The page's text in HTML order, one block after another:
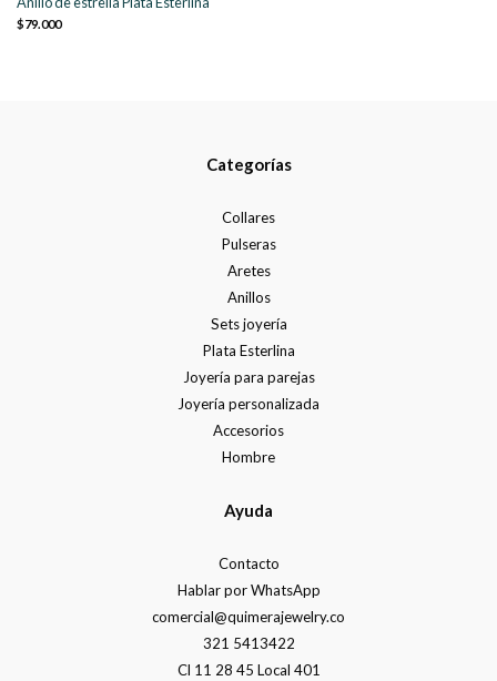
$79.000
Categorías
Collares
Pulseras
Aretes
Anillos
Sets joyería
Plata Esterlina
Joyería para parejas
Joyería personalizada
Accesorios
Hombre
Ayuda
Contacto
Hablar por WhatsApp
comercial@quimerajewelry.co
321 5413422
Cl 11 28 45 Local 401